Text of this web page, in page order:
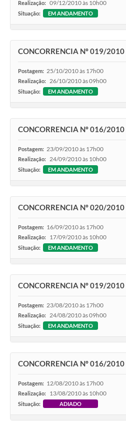
Realização: 09/12/2010 às 10h00
Situação: EM ANDAMENTO
CONCORRENCIA Nº 019/2010
Postagem: 25/10/2010 às 17h00
Realização: 26/10/2010 às 09h00
Situação: EM ANDAMENTO
CONCORRENCIA Nº 016/2010
Postagem: 23/09/2010 às 17h00
Realização: 24/09/2010 às 10h00
Situação: EM ANDAMENTO
CONCORRENCIA Nº 020/2010
Postagem: 16/09/2010 às 17h00
Realização: 17/09/2010 às 10h00
Situação: EM ANDAMENTO
CONCORRENCIA Nº 019/2010
Postagem: 23/08/2010 às 17h00
Realização: 24/08/2010 às 09h00
Situação: EM ANDAMENTO
CONCORRENCIA Nº 016/2010
Postagem: 12/08/2010 às 17h00
Realização: 13/08/2010 às 10h00
Situação: ADIADO